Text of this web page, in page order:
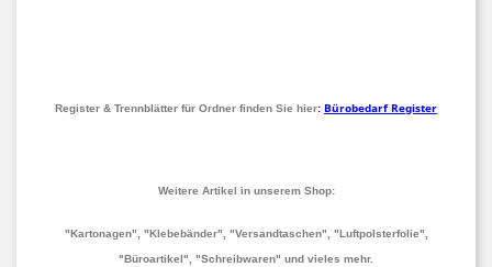
Register & Trennblätter für Ordner finden Sie hier: Bürobedarf Register
Weitere Artikel in unserem Shop:
"Kartonagen", "Klebebänder", "Versandtaschen", "Luftpolsterfolie",
"Büroartikel", "Schreibwaren" und vieles mehr.